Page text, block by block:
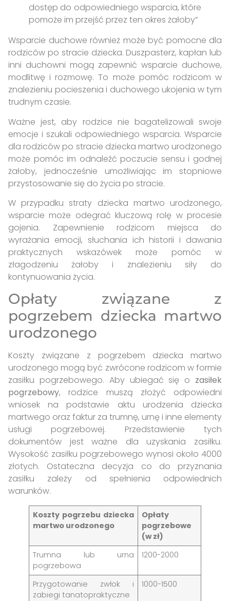
dostęp do odpowiedniego wsparcia, które
pomoże im przejść przez ten okres żałoby”
Wsparcie duchowe również może być pomocne dla
rodziców po stracie dziecka. Duszpasterz, kapłan lub
inni duchowni mogą zapewnić wsparcie duchowe,
modlitwę i rozmowę. To może pomóc rodzicom w
znalezieniu pocieszenia i duchowego ukojenia w tym
trudnym czasie.
Ważne jest, aby rodzice nie bagatelizowali swoje
emocje i szukali odpowiedniego wsparcia. Wsparcie
dla rodziców po stracie dziecka martwo urodzonego
może pomóc im odnaleźć poczucie sensu i godnej
żałoby, jednocześnie umożliwiając im stopniowe
przystosowanie się do życia po stracie.
W przypadku straty dziecka martwo urodzonego,
wsparcie może odegrać kluczową rolę w procesie
gojenia. Zapewnienie rodzicom miejsca do
wyrażania emocji, słuchania ich historii i dawania
praktycznych wskazówek może pomóc w
złagodzeniu żałoby i znalezieniu siły do
kontynuowania życia.
Opłaty związane z
pogrzebem dziecka martwo
urodzonego
Koszty związane z pogrzebem dziecka martwo
urodzonego mogą być zwrócone rodzicom w formie
zasiłku pogrzebowego. Aby ubiegać się o zasiłek
pogrzebowy, rodzice muszą złożyć odpowiedni
wniosek na podstawie aktu urodzenia dziecka
martwego oraz faktur za trumnę, urnę i inne elementy
usługi pogrzebowej. Przedstawienie tych
dokumentów jest ważne dla uzyskania zasiłku.
Wysokość zasiłku pogrzebowego wynosi około 4000
złotych. Ostateczna decyzja co do przyznania
zasiłku zależy od spełnienia odpowiednich
warunków.
Koszty pogrzebu dziecka
martwo urodzonego
Opłaty
pogrzebowe
(w zł)
Trumna lub urna
pogrzebowa
1200-2000
Przygotowanie zwłok i
zabiegi tanatopraktyczne
1000-1500